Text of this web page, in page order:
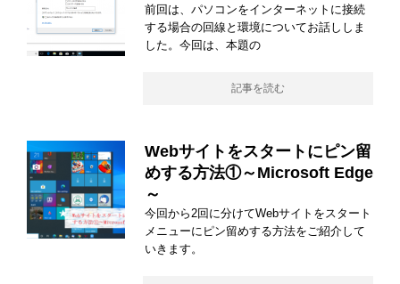
前回は、パソコンをインターネットに接続
する場合の回線と環境についてお話ししま
した。今回は、本題の
記事を読む
Webサイトをスタートにピン留
めする方法①～Microsoft Edge
～
今回から2回に分けてWebサイトをスタート
メニューにピン留めする方法をご紹介して
いきます。